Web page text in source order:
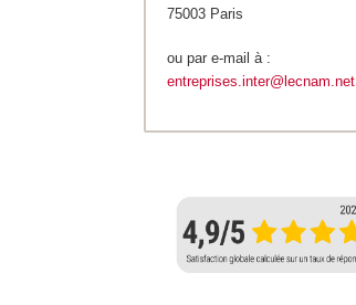
75003 Paris
ou par e-mail à :
entreprises.inter@lecnam.net